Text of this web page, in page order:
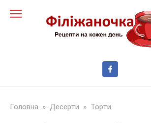
до
Головна » Десерти » Торти